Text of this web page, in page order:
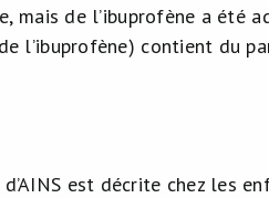
mais de l’ibuprofène a été
l’ibuprofène) contient du
est décrite chez les